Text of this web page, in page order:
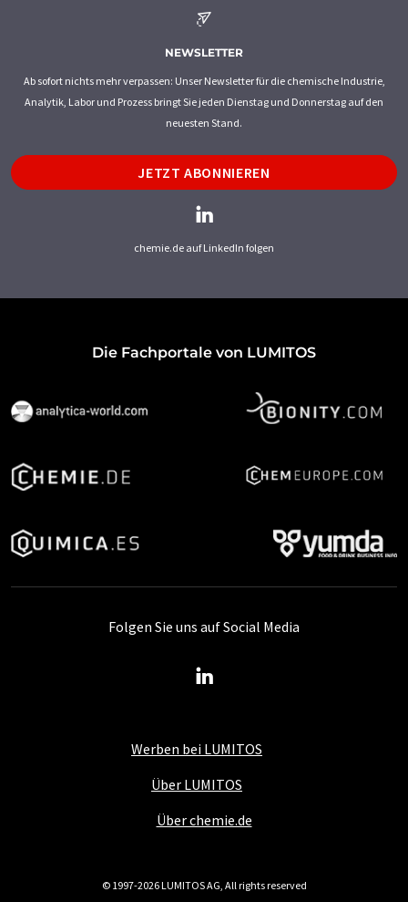
NEWSLETTER
Ab sofort nichts mehr verpassen: Unser Newsletter für die chemische Industrie,
Analytik, Labor und Prozess bringt Sie jeden Dienstag und Donnerstag auf den
neuesten Stand.
JETZT ABONNIEREN
chemie.de auf LinkedIn folgen
Die Fachportale von LUMITOS
Werben bei LUMITOS
Über LUMITOS
Über chemie.de
Folgen Sie uns auf Social Media
© 1997-2026 LUMITOS AG, All rights reserved